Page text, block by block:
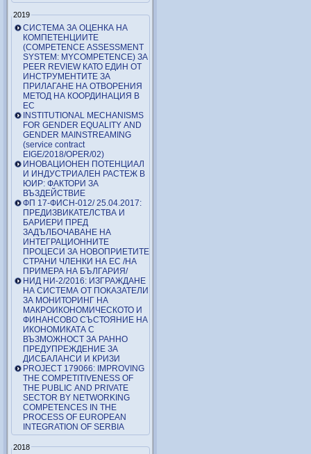
2019
СИСТЕМА ЗА ОЦЕНКА НА
КОМПЕТЕНЦИИТЕ
(COMPETENCE ASSESSMENT
SYSTEM: MYCOMPETENCE) ЗА
PEER REVIEW КАТО ЕДИН ОТ
ИНСТРУМЕНТИТЕ ЗА
ПРИЛАГАНЕ НА ОТВОРЕНИЯ
МЕТОД НА КООРДИНАЦИЯ В
ЕС
INSTITUTIONAL MECHANISMS
FOR GENDER EQUALITY AND
GENDER MAINSTREAMING
(service contract
EIGE/2018/OPER/02)
ИНОВАЦИОНЕН ПОТЕНЦИАЛ
И ИНДУСТРИАЛЕН РАСТЕЖ В
ЮИР: ФАКТОРИ ЗА
ВЪЗДЕЙСТВИЕ
ФП 17-ФИСН-012/ 25.04.2017:
ПРЕДИЗВИКАТЕЛСТВА И
БАРИЕРИ ПРЕД
ЗАДЪЛБОЧАВАНЕ НА
ИНТЕГРАЦИОННИТЕ
ПРОЦЕСИ ЗА НОВОПРИЕТИТЕ
СТРАНИ ЧЛЕНКИ НА ЕС /НА
ПРИМЕРА НА БЪЛГАРИЯ/
НИД НИ-2/2016: ИЗГРАЖДАНЕ
НА СИСТЕМА ОТ ПОКАЗАТЕЛИ
ЗА МОНИТОРИНГ НА
МАКРОИКОНОМИЧЕСКОТО И
ФИНАНСОВО СЪСТОЯНИЕ НА
ИКОНОМИКАТА С
ВЪЗМОЖНОСТ ЗА РАННО
ПРЕДУПРЕЖДЕНИЕ ЗА
ДИСБАЛАНСИ И КРИЗИ
PROJECT 179066: IMPROVING
THE COMPETITIVENESS OF
THE PUBLIC AND PRIVATE
SECTOR BY NETWORKING
COMPETENCES IN THE
PROCESS OF EUROPEAN
INTEGRATION OF SERBIA
2018